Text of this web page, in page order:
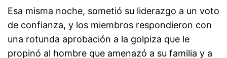
Esa misma noche, sometió su liderazgo a un voto
de confianza, y los miembros respondieron con
una rotunda aprobación a la golpiza que le
propinó al hombre que amenazó a su familia y a